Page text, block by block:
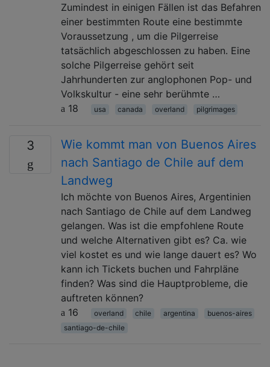
Zumindest in einigen Fällen ist das Befahren
einer bestimmten Route eine bestimmte
Voraussetzung , um die Pilgerreise
tatsächlich abgeschlossen zu haben. Eine
solche Pilgerreise gehört seit
Jahrhunderten zur anglophonen Pop- und
Volkskultur - eine sehr berühmte …
18
usa canada overland pilgrimages
3
Wie kommt man von Buenos Aires
nach Santiago de Chile auf dem
Landweg
Ich möchte von Buenos Aires, Argentinien
nach Santiago de Chile auf dem Landweg
gelangen. Was ist die empfohlene Route
und welche Alternativen gibt es? Ca. wie
viel kostet es und wie lange dauert es? Wo
kann ich Tickets buchen und Fahrpläne
finden? Was sind die Hauptprobleme, die
auftreten können?
16
overland chile argentina
buenos-aires
santiago-de-chile